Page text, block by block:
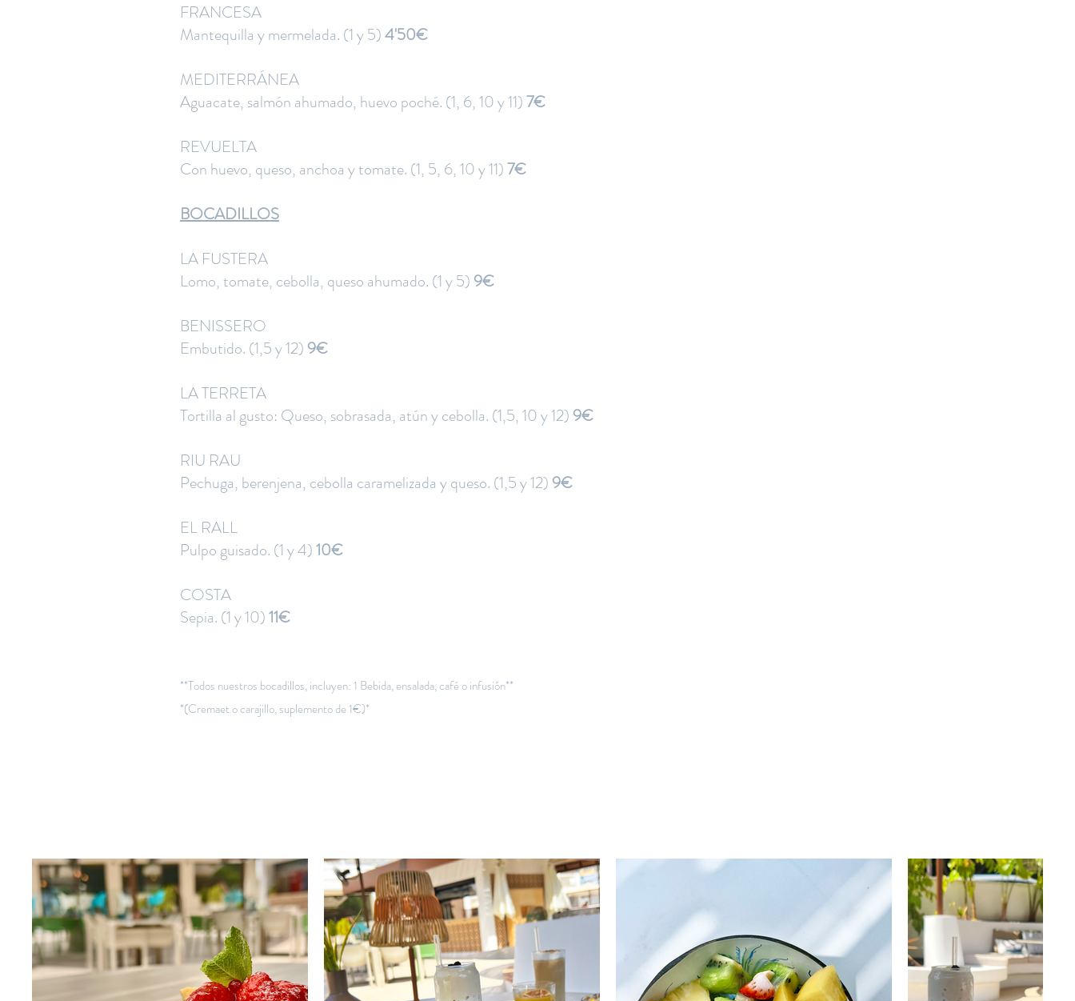
FRANCESA
Mantequilla y mermelada. (1 y 5)4'50€
MEDITERRÁNEA
Aguacate, salmón ahumado, huevo poché. (1, 6, 10 y 11)7€
REVUELTA
Con huevo, queso, anchoa y tomate. (1, 5, 6, 10 y 11)7€
BOCADILLOS
​LA FUSTERA
Lomo, tomate, cebolla, queso ahumado. (1 y 5) 9€
BENISSERO
Embutido. (1,5 y 12) 9€
LA TERRETA
Tortilla al gusto: Queso, sobrasada, atún y cebolla. (1,5, 10 y 12) 9€
RIU RAU
Pechuga, berenjena, cebolla caramelizada y queso. (1,5 y 12) 9€
EL RALL
Pulpo guisado. (1 y 4)10€
COSTA
Sepia. (1 y 10)11€
**Todos nuestros bocadillos, incluyen: 1 Bebida, ensalada, café o infusión**
*(Cremaet o carajillo, suplemento de 1€)*